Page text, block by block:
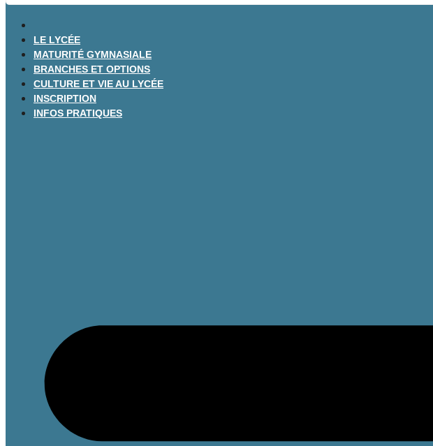
LE LYCÉE
MATURITÉ GYMNASIALE
BRANCHES ET OPTIONS
CULTURE ET VIE AU LYCÉE
INSCRIPTION
INFOS PRATIQUES